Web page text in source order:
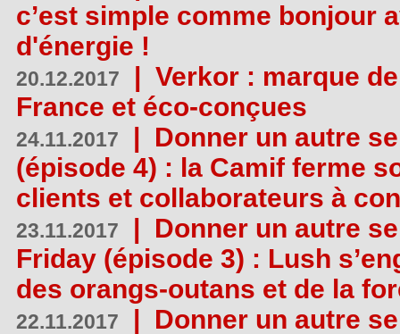
c’est simple comme bonjour
d'énergie !
20.12.2017 | Verkor : marque
France et éco-conçues
24.11.2017 | Donner un autre
(épisode 4) : la Camif ferme
clients et collaborateurs à
23.11.2017 | Donner un autre
Friday (épisode 3) : Lush
des orangs-outans et de la
22.11.2017 | Donner un autre